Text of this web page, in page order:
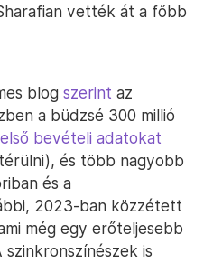
vették át a főbb
blog szerint az
a büdzsé 300 millió
bevételi adatokat
és több nagyobb
és a
2023-ban közzétett
még egy erőteljesebb
is